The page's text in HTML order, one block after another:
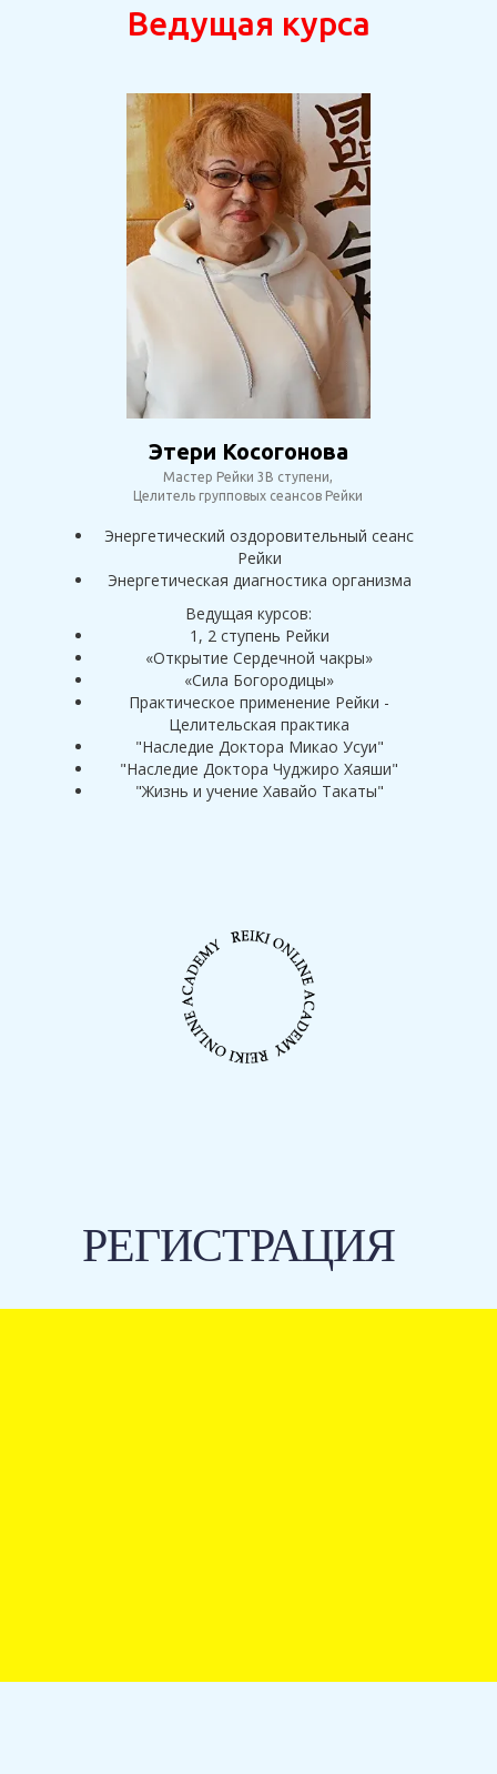
Ведущая курса
Этери Косогонова
Мастер Рейки 3B ступени,
Целитель групповых сеансов Рейки
Энергетический оздоровительный сеанс
Рейки
Энергетическая диагностика организма
Ведущая курсов:
1, 2 ступень Рейки
«Открытие Сердечной чакры»
«Сила Богородицы»
Практическое применение Рейки -
Целительская практика
"Наследие Доктора Микао Усуи"
"Наследие Доктора Чуджиро Хаяши"
"Жизнь и учение Хавайо Такаты"
РЕГИСТРАЦИЯ